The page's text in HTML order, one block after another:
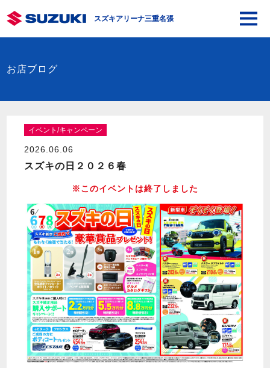
スズキアリーナ三重名張
お店ブログ
イベント/キャンペーン
2026.06.06
スズキの日２０２６春
※このイベントは終了しました